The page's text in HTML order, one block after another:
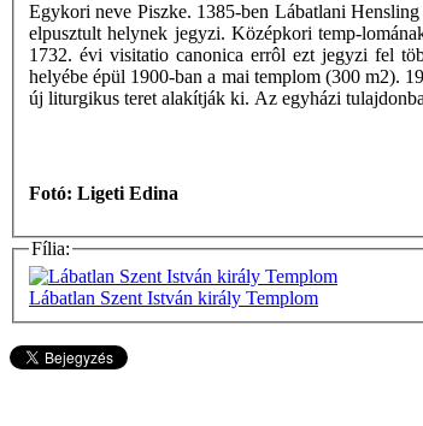
Egykori neve Piszke. 1385-ben Lábatlani
elpusztult helynek jegyzi. Középkori temp-
1732. évi visitatio canonica errôl ezt jegyzi fel
helyébe épül 1900-ban a mai templom (300 m2).
új liturgikus teret alakítják ki. Az egyházi
Fotó: Ligeti Edina
Fília:
Lábatlan Szent István király Templom